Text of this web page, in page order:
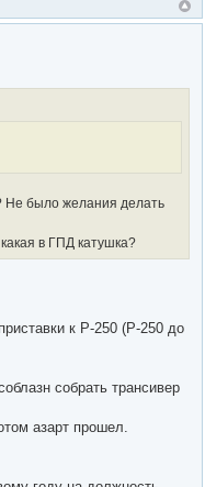
Не было желания делать
в ГПД катушка?
к Р-250 (Р-250 до
собрать трансивер
азарт прошел.